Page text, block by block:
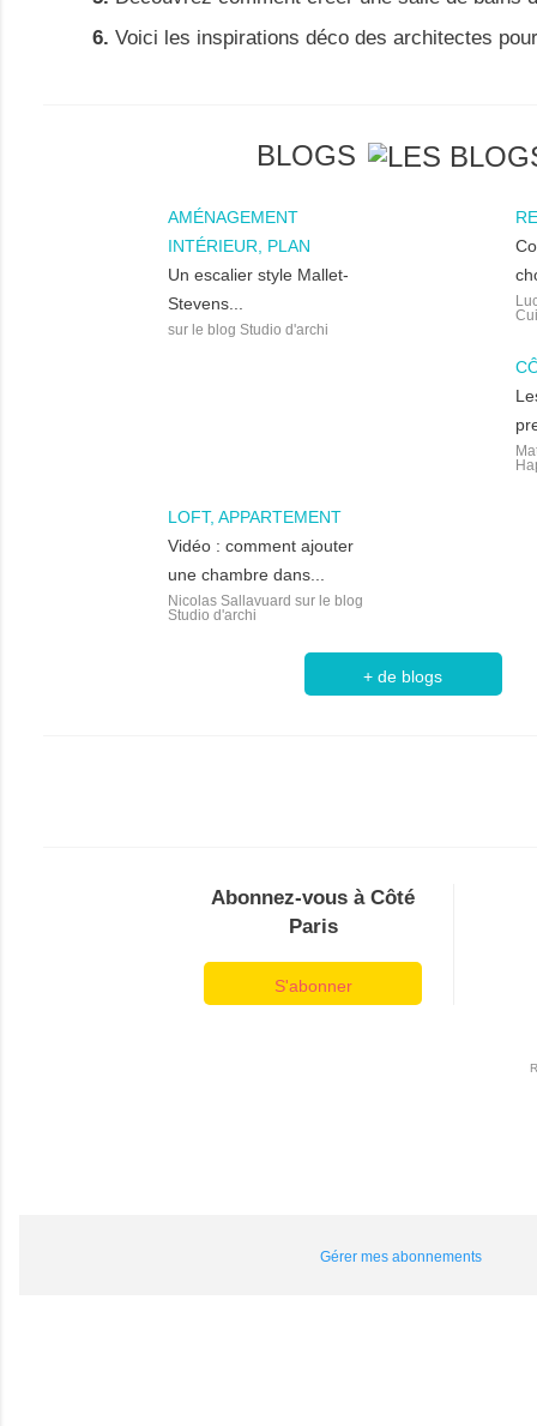
Voici les inspirations déco des architectes
BLOGS
AMÉNAGEMENT
INTÉRIEUR, PLAN
Un escalier style Mallet-
Stevens...
sur le blog Studio d'archi
LOFT, APPARTEMENT
Vidéo : comment ajouter
une chambre dans...
Nicolas Sallavuard sur le blog
Studio d'archi
+ de blogs
Abonnez-vous à Côté
Paris
S'abonner
Gérer mes abonnements